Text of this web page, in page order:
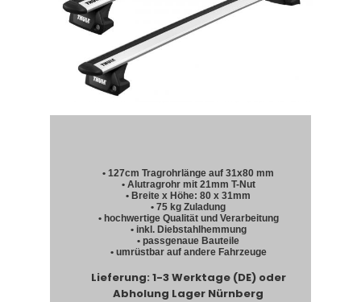
• 127cm Tragrohrlänge auf 31x80 mm
• Alutragrohr mit 21mm T-Nut
• Breite x Höhe: 80 x 31mm
• 75 kg Zuladung
• hochwertige Qualität und Verarbeitung
• inkl. Diebstahlhemmung
• passgenaue Bauteile
• umrüstbar auf andere Fahrzeuge
Lieferung: 1-3 Werktage (DE) oder
Abholung Lager Nürnberg